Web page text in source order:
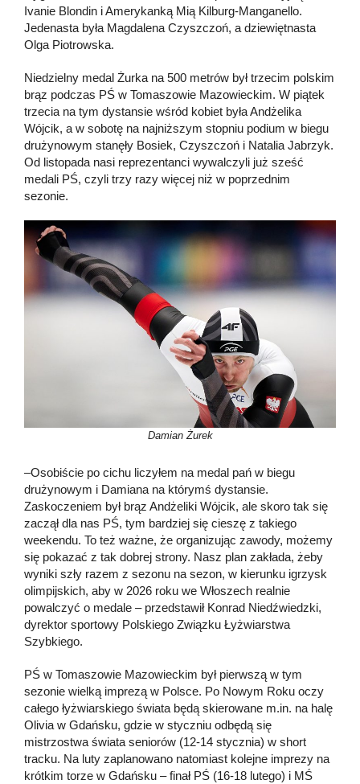
Ivanie Blondin i Amerykanką Mią Kilburg-Manganello.
Jedenasta była Magdalena Czyszczoń, a dziewiętnasta
Olga Piotrowska.
Niedzielny medal Żurka na 500 metrów był trzecim polskim
brąz podczas PŚ w Tomaszowie Mazowieckim. W piątek
trzecia na tym dystansie wśród kobiet była Andżelika
Wójcik, a w sobotę na najniższym stopniu podium w biegu
drużynowym stanęły Bosiek, Czyszczoń i Natalia Jabrzyk.
Od listopada nasi reprezentanci wywalczyli już sześć
medali PŚ, czyli trzy razy więcej niż w poprzednim
sezonie.
Damian Żurek
–Osobiście po cichu liczyłem na medal pań w biegu
drużynowym i Damiana na którymś dystansie.
Zaskoczeniem był brąz Andżeliki Wójcik, ale skoro tak się
zaczął dla nas PŚ, tym bardziej się cieszę z takiego
weekendu. To też ważne, że organizując zawody, możemy
się pokazać z tak dobrej strony. Nasz plan zakłada, żeby
wyniki szły razem z sezonu na sezon, w kierunku igrzysk
olimpijskich, aby w 2026 roku we Włoszech realnie
powalczyć o medale – przedstawił Konrad Niedźwiedzki,
dyrektor sportowy Polskiego Związku Łyżwiarstwa
Szybkiego.
PŚ w Tomaszowie Mazowieckim był pierwszą w tym
sezonie wielką imprezą w Polsce. Po Nowym Roku oczy
całego łyżwiarskiego świata będą skierowane m.in. na halę
Olivia w Gdańsku, gdzie w styczniu odbędą się
mistrzostwa świata seniorów (12-14 stycznia) w short
tracku. Na luty zaplanowano natomiast kolejne imprezy na
krótkim torze w Gdańsku – finał PŚ (16-18 lutego) i MŚ